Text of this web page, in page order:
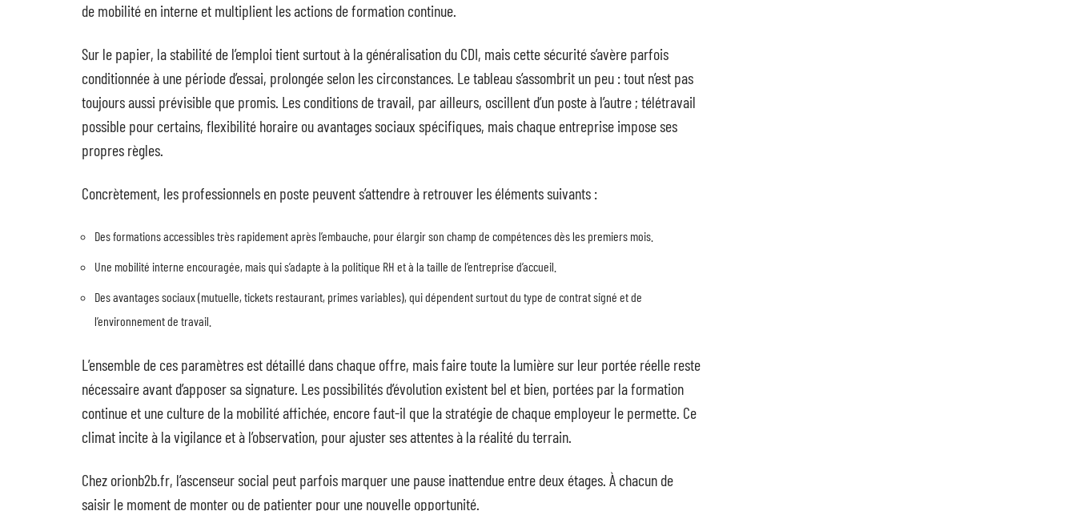
de mobilité en interne et multiplient les actions de formation continue.
Sur le papier, la stabilité de l’emploi tient surtout à la généralisation du CDI, mais cette sécurité s’avère parfois
conditionnée à une période d’essai, prolongée selon les circonstances. Le tableau s’assombrit un peu : tout n’est pas
toujours aussi prévisible que promis. Les conditions de travail, par ailleurs, oscillent d’un poste à l’autre ; télétravail
possible pour certains, flexibilité horaire ou avantages sociaux spécifiques, mais chaque entreprise impose ses
propres règles.
Concrètement, les professionnels en poste peuvent s’attendre à retrouver les éléments suivants :
Des formations accessibles très rapidement après l’embauche, pour élargir son champ de compétences dès les premiers mois.
Une mobilité interne encouragée, mais qui s’adapte à la politique RH et à la taille de l’entreprise d’accueil.
Des avantages sociaux (mutuelle, tickets restaurant, primes variables), qui dépendent surtout du type de contrat signé et de
l’environnement de travail.
L’ensemble de ces paramètres est détaillé dans chaque offre, mais faire toute la lumière sur leur portée réelle reste
nécessaire avant d’apposer sa signature. Les possibilités d’évolution existent bel et bien, portées par la formation
continue et une culture de la mobilité affichée, encore faut-il que la stratégie de chaque employeur le permette. Ce
climat incite à la vigilance et à l’observation, pour ajuster ses attentes à la réalité du terrain.
Chez orionb2b.fr, l’ascenseur social peut parfois marquer une pause inattendue entre deux étages. À chacun de
saisir le moment de monter ou de patienter pour une nouvelle opportunité.